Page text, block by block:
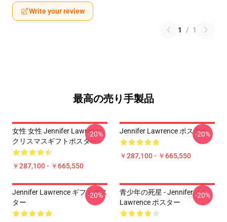
Write your review
1 / 1
最高の売り手製品
女性 女性 Jennifer Lawrence
クリスマスギフトポスター
￥287,100 - ￥665,550
-20% Jennifer Lawrence ポスター
￥287,100 - ￥665,550
-20%
Jennifer Lawrence ギフトポス
ター
-20%
青少年の死星 - Jennifer
Lawrence ポスター
-20%